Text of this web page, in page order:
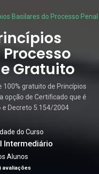
Basilares do Processo Penal
Gratuito
gratuito de Princípios
opção de Certificado que é
Decreto 5.154/2004
do Curso
Intermediário
Alunos
avaliações